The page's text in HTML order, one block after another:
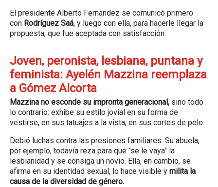
El presidente Alberto Fernández se comunicó primero
con Rodríguez Saá, y luego con ella, para hacerle llegar la
propuesta, que fue aceptada con satisfacción.
Joven, peronista, lesbiana, puntana y
feminista: Ayelén Mazzina reemplaza
a Gómez Alcorta
Mazzina no esconde su impronta generacional, sino todo
lo contrario: exhibe su estilo jovial en su forma de
vestirse, en sus tatuajes a la vista, en sus cortes de pelo.
Debió luchas contra las presiones familiares. Su abuela,
por ejemplo, todavía reza para que "se le vaya" la
lesbianidad y se consiga un novio. Ella, en cambio, se
afirma en su identidad sexual, lo hace visible y milita la
causa de la diversidad de género.